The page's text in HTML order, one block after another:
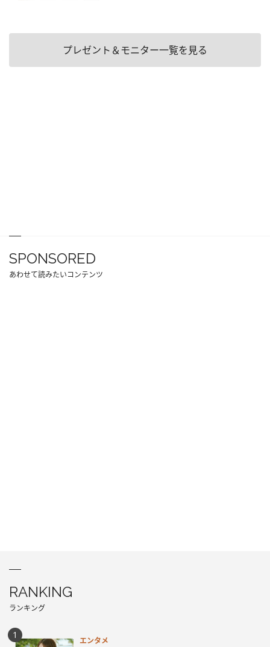
プレゼント＆モニター一覧を見る
SPONSORED
あわせて読みたいコンテンツ
RANKING
ランキング
エンタメ